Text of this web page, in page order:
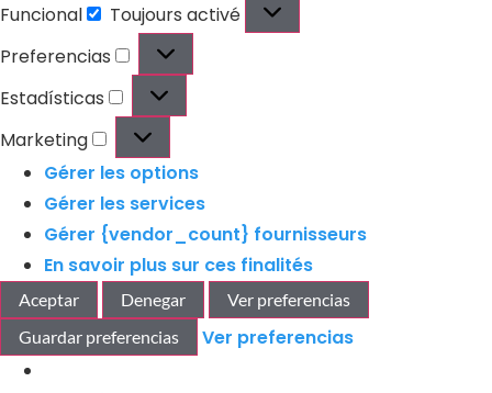
Funcional
Toujours activé
Preferencias
Estadísticas
Marketing
Gérer les options
Gérer les services
Gérer {vendor_count} fournisseurs
En savoir plus sur ces finalités
Aceptar Denegar
Ver preferencias
Guardar preferencias
Ver preferencias